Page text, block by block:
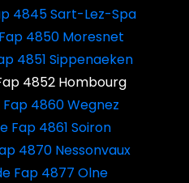
4845 Sart-Lez-Spa
4850 Moresnet
4851 Sippenaeken
4852 Hombourg
4860 Wegnez
Fap 4861 Soiron
4870 Nessonvaux
Fap 4877 Olne